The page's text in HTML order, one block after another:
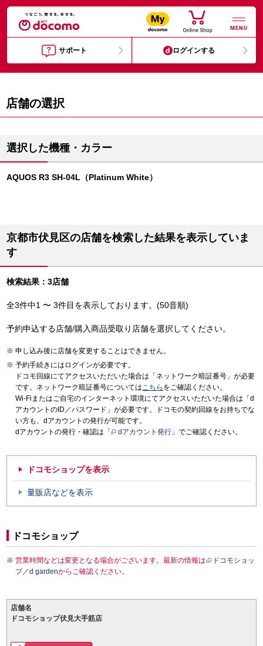
MENU
サポート ログインする
店舗の選択
選択した機種・カラー
AQUOS R3 SH-04L（Platinum White）
京都市伏見区の店舗を検索した結果を表示していま
す
検索結果：3店舗
全3件中1 〜 3件目を表示しております。(50音順)
予約申込する店舗/購入商品受取り店舗を選択してください。
申し込み後に店舗を変更することはできません。
予約手続きにはログインが必要です。
ドコモ回線にてアクセスいただいた場合は「ネットワーク暗証番号」が必要
です。ネットワーク暗証番号についてはこちら をご確認ください。
Wi-Fiまたはご自宅のインターネット環境にてアクセスいただいた場合は「d
アカウントのID／パスワード」が必要です。ドコモの契約回線をお持ちでな
い方も、dアカウントの発行が可能です。
dアカウントの発行・確認は「
dアカウント発行 」でご確認ください。
ドコモショップを表示
量販店などを表示
ドコモショップ
営業時間などは変更となる場合がございます。最新の情報は
ドコモショッ
プ／d gardenからご確認ください。
店舗名
ドコモショップ伏見大手筋店